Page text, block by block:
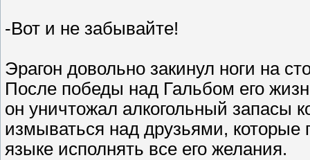
-Вот и не забывайте!
Эрагон довольно закинул ноги на
После победы над Гальбом его
он уничтожал алкогольный запасы
измываться над друзьями, которые
языке исполнять все его желания.